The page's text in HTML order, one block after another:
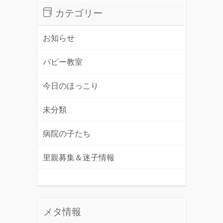
カテゴリー
お知らせ
パピー教室
今日のほっこり
未分類
病院の子たち
里親募集＆迷子情報
メタ情報